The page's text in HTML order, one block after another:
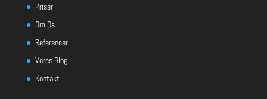
Priser
Om Os
Referencer
Vores Blog
Kontakt